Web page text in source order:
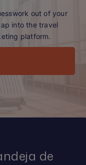
out of your
into the travel
platform.
de